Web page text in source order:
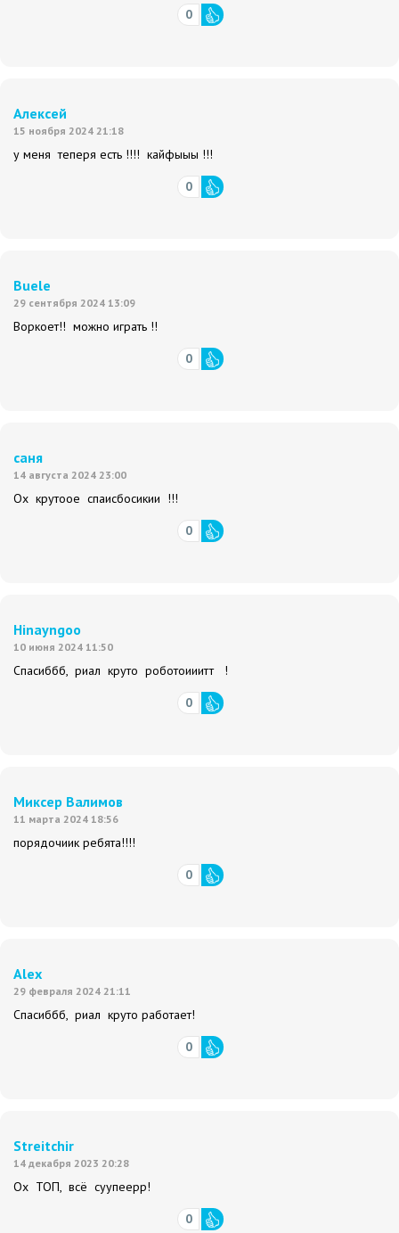
0
Алексей
15 ноября 2024 21:18
у меня теперя есть !!!! кайфыыы !!!
0
Buele
29 сентября 2024 13:09
Воркоет!! можно играть !!
0
саня
14 августа 2024 23:00
Ох крутоое спаисбосикии !!!
0
Hinayngоо
10 июня 2024 11:50
Спасиббб, риал круто роботоииитт !
0
Миксер Валимов
11 марта 2024 18:56
порядочиик ребята!!!!
0
Alex
29 февраля 2024 21:11
Спасиббб, риал круто работает!
0
Streitchir
14 декабря 2023 20:28
Ох ТОП, всё суупеерр!
0